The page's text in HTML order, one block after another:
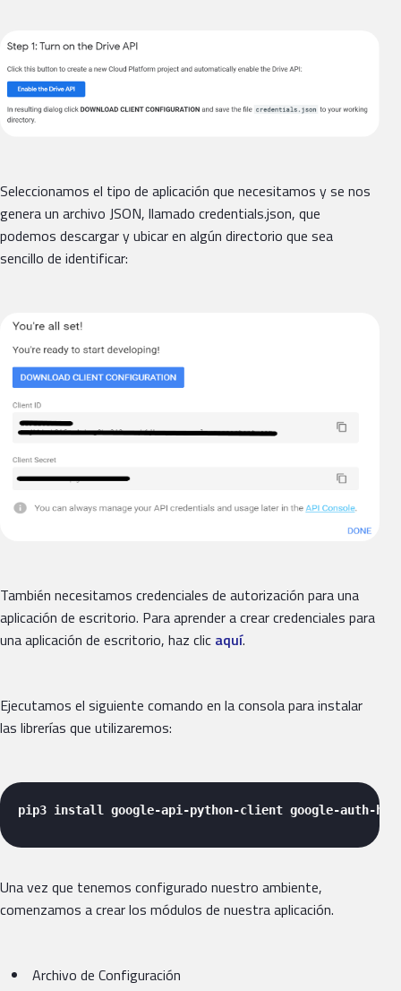
Seleccionamos el tipo de aplicación que necesitamos y se nos
genera un archivo JSON, llamado credentials.json, que
podemos descargar y ubicar en algún directorio que sea
sencillo de identificar:
También necesitamos credenciales de autorización para una
aplicación de escritorio. Para aprender a crear credenciales para
una aplicación de escritorio, haz clic aquí.
Ejecutamos el siguiente comando en la consola para instalar
las librerías que utilizaremos:
pip3 install google-api-python-client google-auth-
Una vez que tenemos configurado nuestro ambiente,
comenzamos a crear los módulos de nuestra aplicación.
Archivo de Configuración